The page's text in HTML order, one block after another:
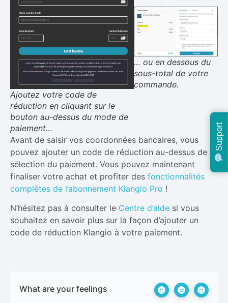
Ajoutez votre code de
réduction en cliquant sur le
bouton au-dessus du mode de
paiement…
… ou en dessous du
sous-total de votre
commande.
Avant de saisir vos coordonnées bancaires, vous
pouvez ajouter un code de réduction au-dessus de la
sélection du paiement. Vous pouvez maintenant
finaliser votre achat et profiter des fonctionnalités
complètes de l’abonnement Klangio Pro !
N’hésitez pas à consulter le Centre d’aide si vous
souhaitez en savoir plus sur la façon d’ajouter un
code de réduction Klangio à votre paiement.
What are your feelings
Support